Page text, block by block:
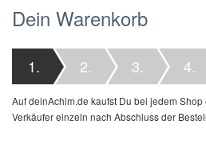
Produkte
Kategorien
Händlerübersicht
Branchenbuch
Dein Warenkorb
1. 2. 3. 4.
Auf deinAchim.de kaufst Du bei jedem
Verkäufer einzeln nach Abschluss der